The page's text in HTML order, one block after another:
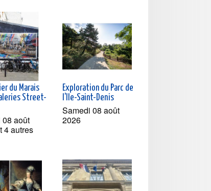
du Marais
Street-
août
4 autres
Exploration du Parc de
l'Ile-Saint-Denis
Samedi 08 août
2026